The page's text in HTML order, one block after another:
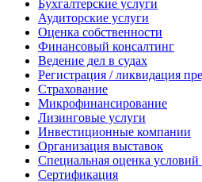
Бухгалтерские услуги
Аудиторские услуги
Оценка собственности
Финансовый консалтинг
Ведение дел в судах
Регистрация / ликвидация
Страхование
Микрофинансирование
Лизинговые услуги
Инвестиционные компании
Организация выставок
Специальная оценка условий
Сертификация